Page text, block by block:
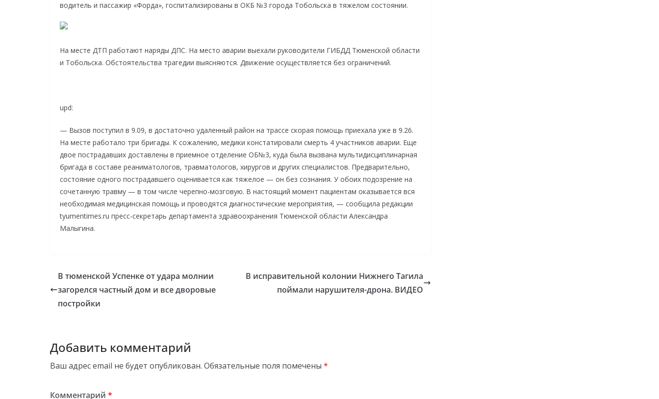
водитель и пассажир «Форда», госпитализированы в ОКБ №3 города Тобольска в тяжелом состоянии.
На месте ДТП работают наряды ДПС. На место аварии выехали руководители ГИБДД Тюменской области
и Тобольска. Обстоятельства трагедии выясняются. Движение осуществляется без ограничений.
upd:
— Вызов поступил в 9.09, в достаточно удаленный район на трассе скорая помощь приехала уже в 9.26.
На месте работало три бригады. К сожалению, медики констатировали смерть 4 участников аварии. Еще
двое пострадавших доставлены в приемное отделение ОБ№3, куда была вызвана мультидисциплинарная
бригада в составе реаниматологов, травматологов, хирургов и других специалистов. Предварительно,
состояние одного пострадавшего оценивается как тяжелое — он без сознания. У обоих подозрение на
сочетанную травму — в том числе черепно-мозговую. В настоящий момент пациентам оказывается вся
необходимая медицинская помощь и проводятся диагностические мероприятия, — сообщила редакции
tyumentimes.ru пресс-секретарь департамента здравоохранения Тюменской области Александра
Малыгина.
В тюменской Успенке от удара молнии
загорелся частный дом и все дворовые
постройки
В исправительной колонии Нижнего Тагила
поймали нарушителя-дрона. ВИДЕО
Добавить комментарий
Ваш адрес email не будет опубликован. Обязательные поля помечены *
Комментарий *